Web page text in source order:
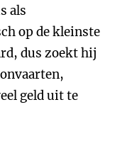
als
op de kleinste
dus zoekt hij
geld uit te